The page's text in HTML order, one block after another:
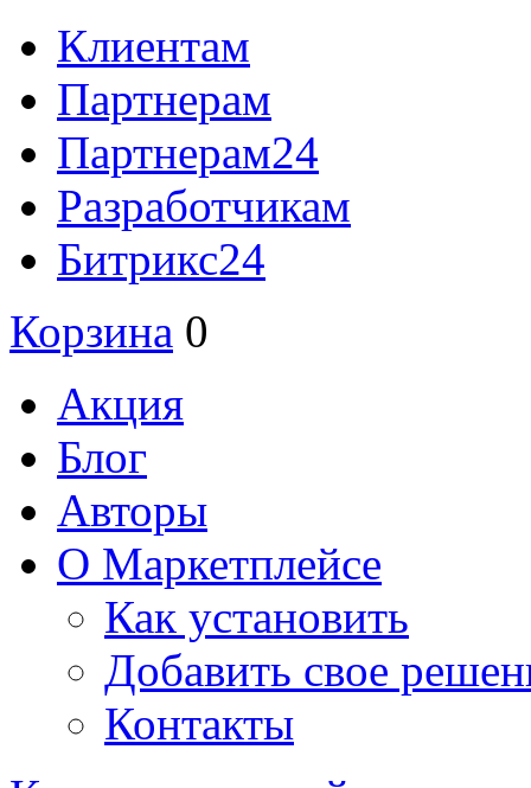
Клиентам
Партнерам
Партнерам24
Разработчикам
Битрикс24
Корзина 0
Акция
Блог
Авторы
О Маркетплейсе
Как установить
Добавить свое
Контакты